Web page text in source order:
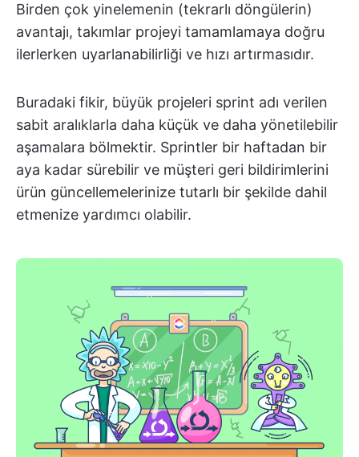
Birden çok yinelemenin (tekrarlı döngülerin)
avantajı, takımlar projeyi tamamlamaya doğru
ilerlerken uyarlanabilirliği ve hızı artırmasıdır.
Buradaki fikir, büyük projeleri sprint adı verilen
sabit aralıklarla daha küçük ve daha yönetilebilir
aşamalara bölmektir. Sprintler bir haftadan bir
aya kadar sürebilir ve müşteri geri bildirimlerini
ürün güncellemelerinize tutarlı bir şekilde dahil
etmenize yardımcı olabilir.